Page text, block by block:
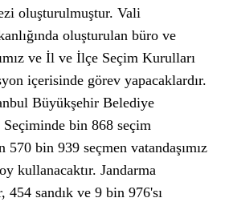
oluşturulmuştur. Vali
oluşturulan büro ve
ve İl ve İlçe Seçim Kurulları
içerisinde görev yapacaklardır.
Büyükşehir Belediye
Seçiminde bin 868 seçim
bin 939 seçmen vatandaşımız
kullanacaktır. Jandarma
454 sandık ve 9 bin 976'sı